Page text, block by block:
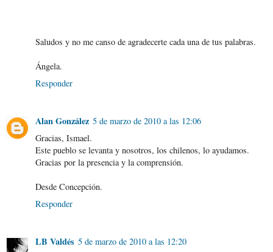
Saludos y no me canso de agradecerte cada una de tus palabras.
Ángela.
Responder
Alan González 5 de marzo de 2010 a las 12:06
Gracias, Ismael.
Este pueblo se levanta y nosotros, los chilenos, lo ayudamos.
Gracias por la presencia y la comprensión.
Desde Concepción.
Responder
LB Valdés 5 de marzo de 2010 a las 12:20